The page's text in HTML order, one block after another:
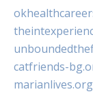
catfriends-
marianlives.org